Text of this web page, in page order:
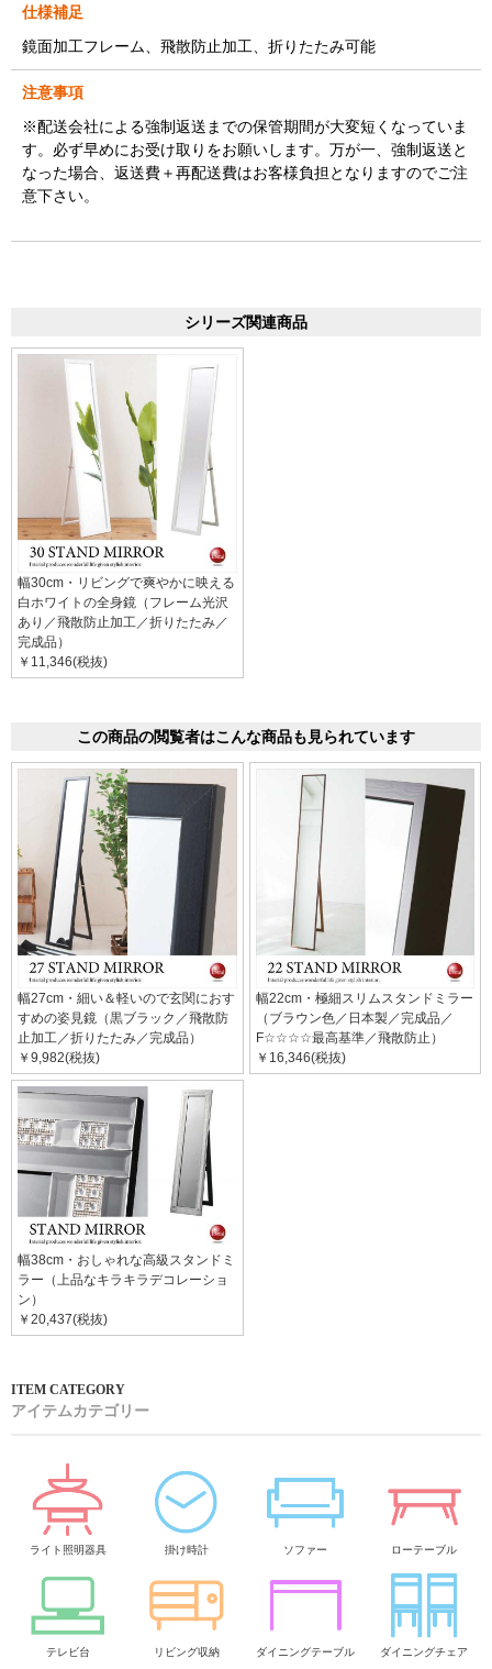
仕様補足
鏡面加工フレーム、飛散防止加工、折りたたみ可能
注意事項
※配送会社による強制返送までの保管期間が大変短くなっていま
す。必ず早めにお受け取りをお願いします。万が一、強制返送と
なった場合、返送費＋再配送費はお客様負担となりますのでご注
意下さい。
シリーズ関連商品
幅30cm・リビングで爽やかに映える
白ホワイトの全身鏡（フレーム光沢
あり／飛散防止加工／折りたたみ／
完成品）
￥11,346(税抜)
この商品の閲覧者はこんな商品も見られています
幅27cm・細い＆軽いので玄関におす
すめの姿見鏡（黒ブラック／飛散防
止加工／折りたたみ／完成品）
￥9,982(税抜)
幅22cm・極細スリムスタンドミラー
（ブラウン色／日本製／完成品／
F☆☆☆☆最高基準／飛散防止）
￥16,346(税抜)
幅38cm・おしゃれな高級スタンドミ
ラー（上品なキラキラデコレーショ
ン）
￥20,437(税抜)
アイテムカテゴリー
ライト照明器具 掛け時計 ソファー ローテーブル
テレビ台 リビング収納 ダイニングテーブル ダイニングチェア